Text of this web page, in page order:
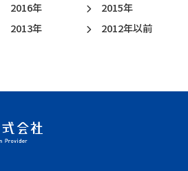
2016年
2015年
2013年 2012年以前